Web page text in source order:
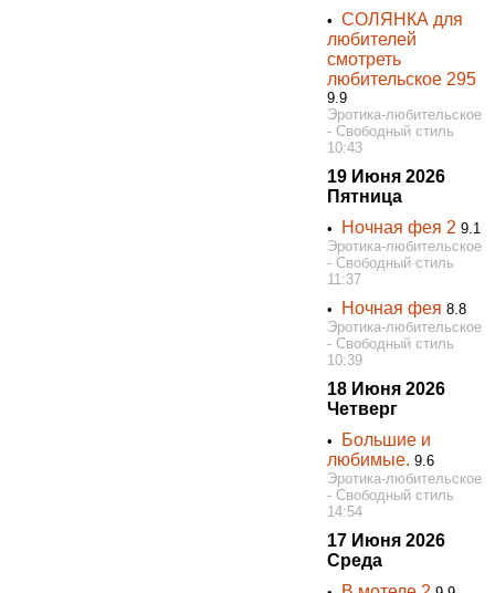
•СОЛЯНКА для
любителей
смотреть
любительское 295
9.9
Эротика-любительское
- Свободный стиль
10:43
19 Июня 2026
Пятница
• Ночная фея 2 9.1
Эротика-любительское
- Свободный стиль
11:37
•
Ночная фея 8.8
Эротика-любительское
- Свободный стиль
10:39
18 Июня 2026
Четверг
•
Большие и
любимые. 9.6
Эротика-любительское
- Свободный стиль
14:54
17 Июня 2026
Среда